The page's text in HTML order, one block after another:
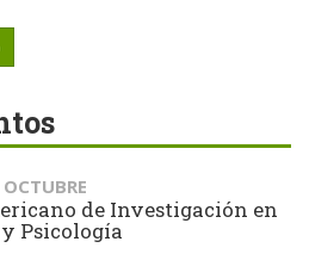
de Investigación en
Psicología